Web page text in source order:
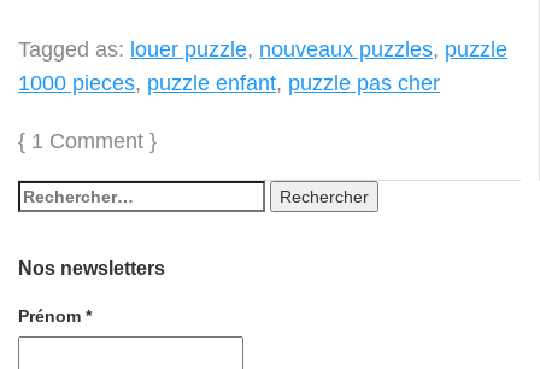
Tagged as: louer puzzle, nouveaux puzzles, puzzle
1000 pieces, puzzle enfant, puzzle pas cher
{ 1 Comment }
Nos newsletters
Prénom *